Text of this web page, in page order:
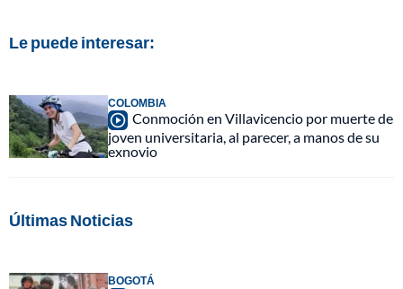
Le puede interesar:
COLOMBIA
Conmoción en Villavicencio por muerte de
joven universitaria, al parecer, a manos de su
exnovio
Últimas Noticias
BOGOTÁ